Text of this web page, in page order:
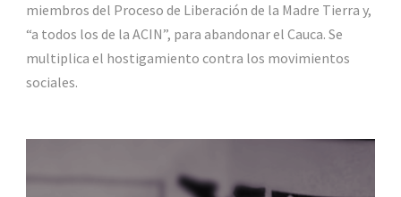
miembros del Proceso de Liberación de la Madre Tierra y,
“a todos los de la ACIN”, para abandonar el Cauca. Se
multiplica el hostigamiento contra los movimientos
sociales.